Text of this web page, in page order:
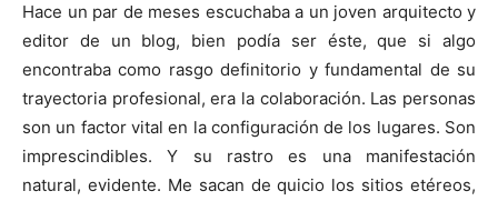
Hace un par de meses escuchaba a un joven arquitecto y
editor de un blog, bien podía ser éste, que si algo
encontraba como rasgo definitorio y fundamental de su
trayectoria profesional, era la colaboración. Las personas
son un factor vital en la configuración de los lugares. Son
imprescindibles. Y su rastro es una manifestación
natural, evidente. Me sacan de quicio los sitios etéreos,